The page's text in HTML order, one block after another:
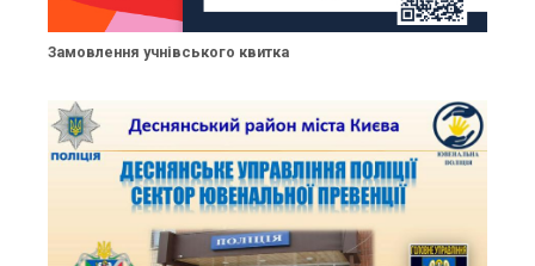
Замовлення учнівського квитка